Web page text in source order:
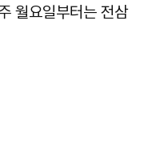
월요일부터는 전삼